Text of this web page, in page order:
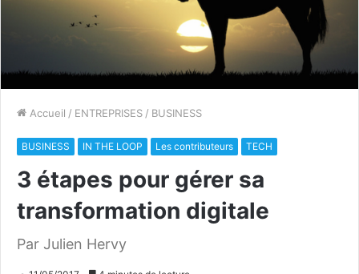
Accueil / ENTREPRISES / BUSINESS
BUSINESS IN THE LOOP Les contributeurs TECH
3 étapes pour gérer sa
transformation digitale
Par Julien Hervy